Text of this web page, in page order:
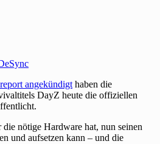
angekündigt haben die
DayZ heute die offiziellen
die nötige Hardware hat, nun seinen
und aufsetzen kann – und die